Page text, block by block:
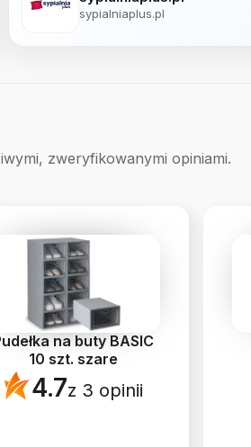
sypialniaplus.pl
zweryfikowanymi opiniami.
na buty BASIC
10 szt. szare
4.7z 3 opinii